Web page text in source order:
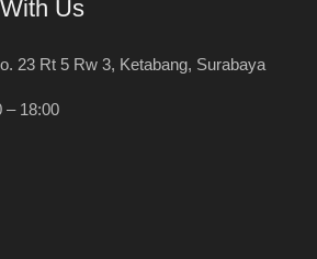
Us
23 Rt 5 Rw 3, Ketabang, Surabaya
– 18:00